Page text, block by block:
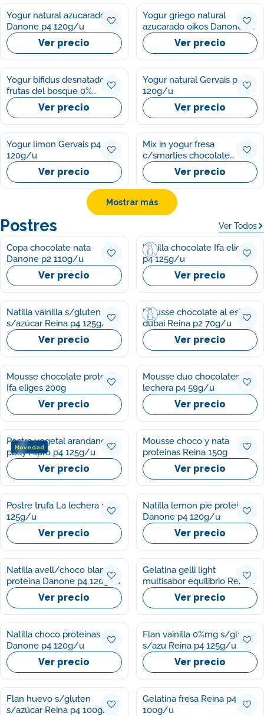
Yogur natural azucarado
Danone p4 120g/u
Ver precio
Yogur griego natural
azucarado oikos Danone p4
110g/u
Ver precio
Yogur bifidus desnatado
frutas del bosque 0%
Gervais p4 120g/u
Ver precio
Yogur natural Gervais p4
120g/u
Ver precio
Yogur limon Gervais p4
120g/u
Ver precio
Mix in yogur fresa
c/smarties chocolate
Nestle p2 128g/u
Ver precio
Mostrar más
Postres Ver Todos
Copa chocolate nata
Danone p2 110g/u
Ver precio
Natilla chocolate Ifa eliges
p4 125g/u
Ver precio
Natilla vainilla s/gluten
s/azúcar Reina p4 125g/u
Ver precio
Mousse chocolate al estilo
dubai Reina p2 70g/u
Ver precio
Mousse chocolate proteico
Ifa eliges 200g
Ver precio
Mousse duo chocolates La
lechera p4 59g/u
Ver precio
Novedad
Postre vegetal arandanos
pbay Alpro p4 125g/u
Ver precio
Mousse choco y nata
proteinas Reina 150g
Ver precio
Postre trufa La lechera p2
125g/u
Ver precio
Natilla lemon pie proteina
Danone p4 120g/u
Ver precio
Natilla avell/choco blanco
proteina Danone p4 120g/u
Ver precio
Gelatina gelli light
multisabor equilibrio Reina
p6 100g/uVer precio
Natilla choco proteinas
Danone p4 120g/u
Ver precio
Flan vainilla 0%mg s/gluten
s/azu Reina p4 125g/u
Ver precio
Flan huevo s/gluten
s/azúcar Reina p4 100g/u
Gelatina fresa Reina p4
100g/u